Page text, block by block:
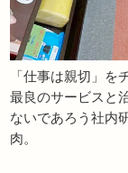
「仕事は親切」を
最良のサービスと
ないであろう社内
肉。